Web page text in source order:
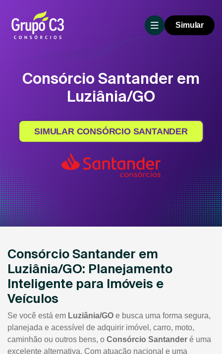
Simular
Consórcio Santander em
Luziânia/GO
SIMULAR CONSÓRCIO SANTANDER
Consórcio Santander em
Luziânia/GO: Planejamento
Inteligente para Imóveis e
Veículos
Se você está em Luziânia/GO e busca uma forma segura,
planejada e acessível de adquirir imóvel, carro, moto,
caminhão ou outros bens, o Consórcio Santander é uma
excelente alternativa. Com atuação nacional e uma